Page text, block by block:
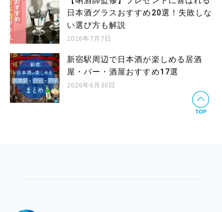
日本酒グラスおすすめ20選！失敗しな
い選び方も解説
2026年7月7日
新宿駅周辺で日本酒が楽しめる居酒
屋・バー・酒屋おすすめ17選
2026年6月30日